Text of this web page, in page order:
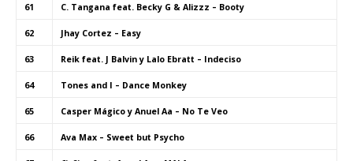
61 C. Tangana feat. Becky G & Alizzz – Booty
62 Jhay Cortez – Easy
63 Reik feat. J Balvin y Lalo Ebratt – Indeciso
64 Tones and I – Dance Monkey
65 Casper Mágico y Anuel Aa – No Te Veo
66 Ava Max – Sweet but Psycho